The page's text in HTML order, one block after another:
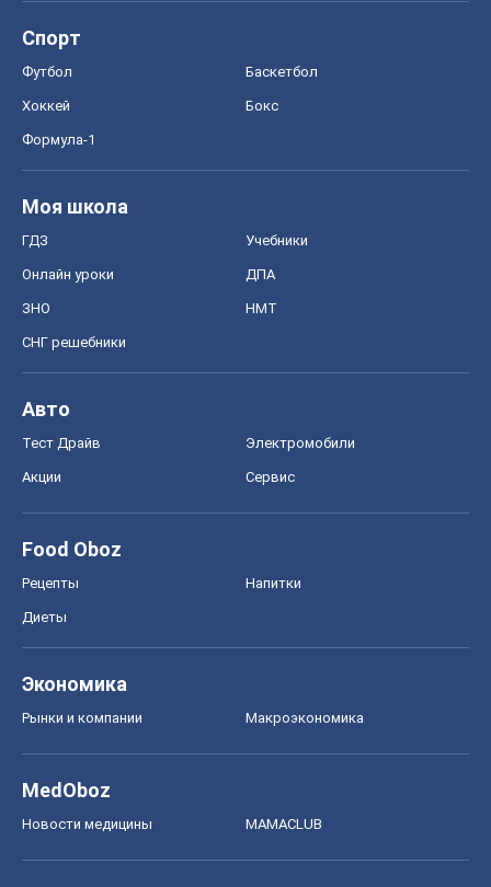
Спорт
Футбол Баскетбол
Хоккей Бокс
Формула-1
Моя школа
ГДЗ Учебники
Онлайн уроки ДПА
ЗНО НМТ
СНГ решебники
Авто
Тест Драйв Электромобили
Акции Сервис
Food Oboz
Рецепты Напитки
Диеты
Экономика
Рынки и компании Mакроэкономика
MedOboz
Новости медицины MAMACLUB